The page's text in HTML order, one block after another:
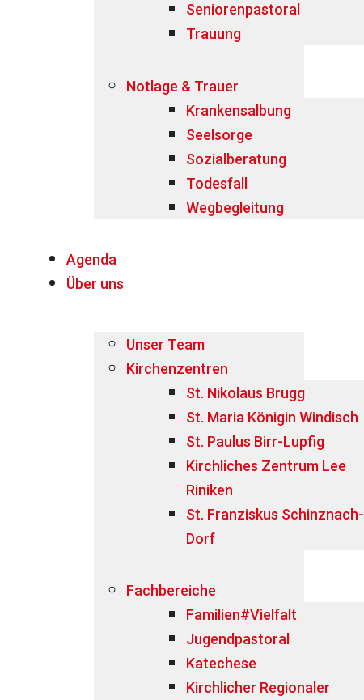
Seniorenpastoral
Trauung
Notlage & Trauer
Krankensalbung
Seelsorge
Sozialberatung
Todesfall
Wegbegleitung
Agenda
Über uns
Unser Team
Kirchenzentren
St. Nikolaus Brugg
St. Maria Königin Windisch
St. Paulus Birr-Lupfig
Kirchliches Zentrum Lee
Riniken
St. Franziskus Schinznach-
Dorf
Fachbereiche
Familien#Vielfalt
Jugendpastoral
Katechese
Kirchlicher Regionaler